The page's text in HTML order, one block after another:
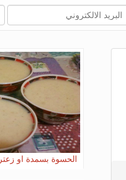
الحسوة بسمدة او زعتر